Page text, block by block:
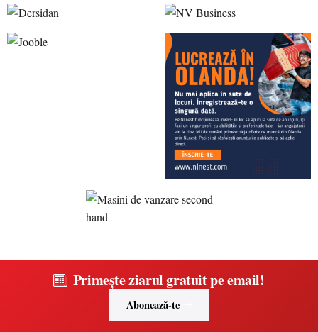
Primește ziarul gratuit pe email!
Abonează-te